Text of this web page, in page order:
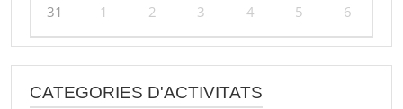
31 1 2 3 4 5 6
CATEGORIES D'ACTIVITATS